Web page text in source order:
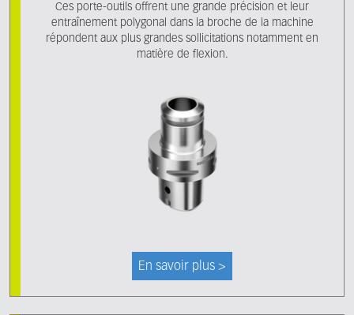
Ces porte-outils offrent une grande précision et leur
entraînement polygonal dans la broche de la machine
répondent aux plus grandes sollicitations notamment en
matière de flexion.
En savoir plus >